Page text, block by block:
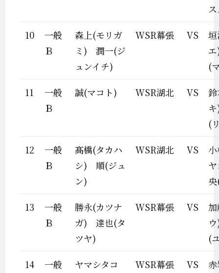
10
一般
Ｂ
森上(モリガ
ミ) 潤一(ジ
ュンイチ)
WSR幕張 VS
(
11
一般
Ｂ
誠(マコト) WSR湖北 VS
(
12
一般
Ｂ
髙橋(タカハ
シ) 順(ジュ
ン)
WSR湖北 VS
13
一般
Ｂ
勝永(カツナ
ガ) 達也(タ
ツヤ)
WSR幕張 VS
(
14
一般
ヤマシタコ
WSR幕張 VS